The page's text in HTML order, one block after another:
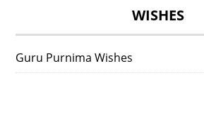
WISHES
Guru Purnima Wishes